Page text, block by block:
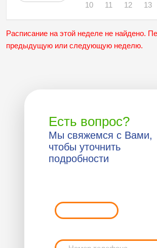
10
11
12
13
Расписание на этой неделе не найдено.
предыдущую или следующую неделю.
Есть вопрос?
Мы свяжемся с Вами,
чтобы уточнить
подробности